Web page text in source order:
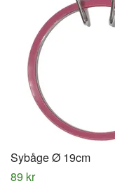
Sybåge Ø 19cm
89 kr